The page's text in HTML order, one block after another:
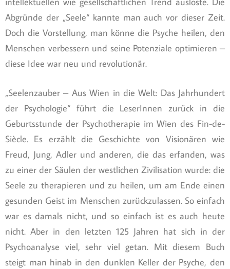
Abgründe der „Seele“ kannte man auch vor dieser Zeit.
Doch die Vorstellung, man könne die Psyche heilen, den
Menschen verbessern und seine Potenziale optimieren –
diese Idee war neu und revolutionär.
„Seelenzauber – Aus Wien in die Welt: Das Jahrhundert
der Psychologie“ führt die LeserInnen zurück in die
Geburtsstunde der Psychotherapie im Wien des Fin-de-
Siècle. Es erzählt die Geschichte von Visionären wie
Freud, Jung, Adler und anderen, die das erfanden, was
zu einer der Säulen der westlichen Zivilisation wurde: die
Seele zu therapieren und zu heilen, um am Ende einen
gesunden Geist im Menschen zurückzulassen. So einfach
war es damals nicht, und so einfach ist es auch heute
nicht. Aber in den letzten 125 Jahren hat sich in der
Psychoanalyse viel, sehr viel getan. Mit diesem Buch
steigt man hinab in den dunklen Keller der Psyche, den